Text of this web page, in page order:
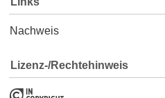
Nachweis
Lizenz-/Rechtehinweis